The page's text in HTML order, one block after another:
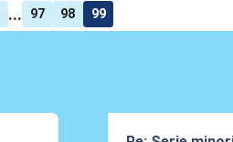
... 97 98 99